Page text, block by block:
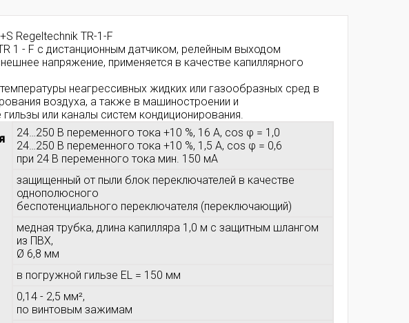
Regeltechnik TR-1-F
1 - F с дистанционным датчиком, релейным выходом
напряжение, применяется в качестве капиллярного
неагрессивных жидких или газообразных сред в
воздуха, а также в машиностроении и
или каналы систем кондиционирования.
24…250 B переменного тока +10 %, 16 A, cos φ = 1,0
24…250 B переменного тока +10 %, 1,5 A, cos φ = 0,6
при 24 B переменного тока мин. 150 мА
защищенный от пыли блок переключателей в качестве
однополюсного
беспотенциального переключателя (переключающий)
медная трубка, длина капилляра 1,0 м с защитным шлангом
из ПВХ,
Ø 6,8 мм
в погружной гильзе EL = 150 мм
0,14 - 2,5 мм²,
по винтовым зажимам